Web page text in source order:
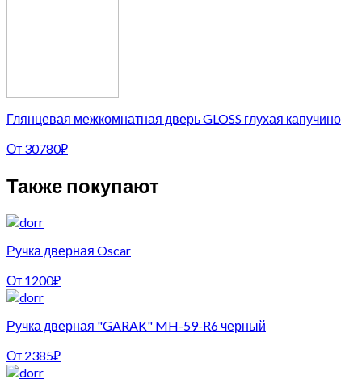
Глянцевая межкомнатная дверь GLOSS глухая капучино
От 30780₽
Также покупают
Ручка дверная Oscar
От 1200₽
Ручка дверная "GARAK" MH-59-R6 черный
От 2385₽